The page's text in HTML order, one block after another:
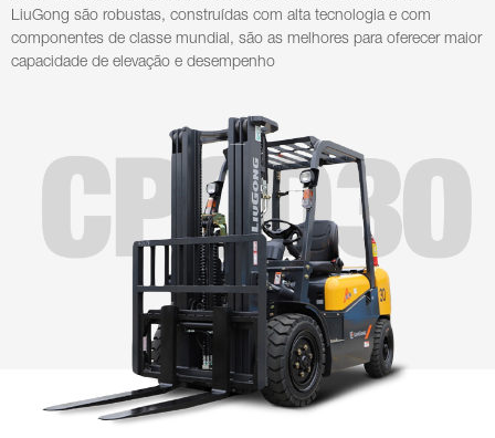
LiuGong são robustas, construídas com alta tecnologia e com
componentes de classe mundial, são as melhores para oferecer maior
capacidade de elevação e desempenho